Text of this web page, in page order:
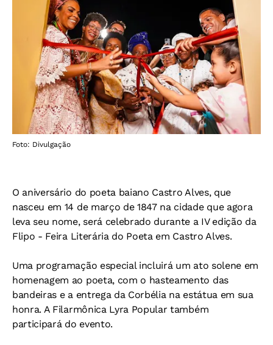
Foto: Divulgação
O aniversário do poeta baiano Castro Alves, que
nasceu em 14 de março de 1847 na cidade que agora
leva seu nome, será celebrado durante a IV edição da
Flipo - Feira Literária do Poeta em Castro Alves.
Uma programação especial incluirá um ato solene em
homenagem ao poeta, com o hasteamento das
bandeiras e a entrega da Corbélia na estátua em sua
honra. A Filarmônica Lyra Popular também
participará do evento.